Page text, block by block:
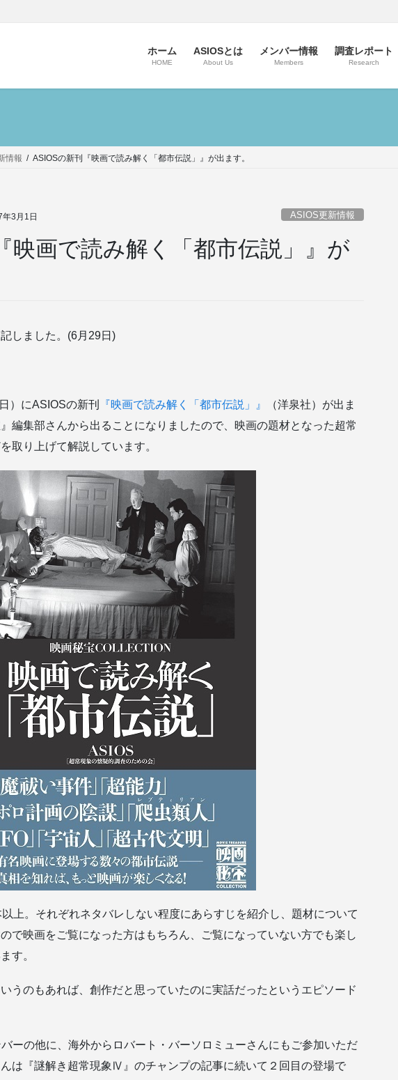
ホーム
HOME
ASIOSとは
About Us
メンバー情報
Members
調査レポート
Research
情報 ASIOSの新刊『映画で読み解く「都市伝説」』が出ます。
3月1日 ASIOS更新情報
映画で読み解く「都市伝説」』が
しました。(6月29日)
）にASIOSの新刊 『映画で読み解く「都市伝説」』
（洋泉社）が出ま
編集部さんから出ることになりましたので、映画の題材となった超常
取り上げて解説しています。
上。それぞれネタバレしない程度にあらすじを紹介し、題材について
で映画をご覧になった方はもちろん、ご覧になっていない方でも楽し
す。
うのもあれば、創作だと思っていたのに実話だったというエピソード
ーの他に、海外からロバート・バーソロミューさんにもご参加いただ
は『謎解き超常現象Ⅳ』のチャンプの記事に続いて２回目の登場で